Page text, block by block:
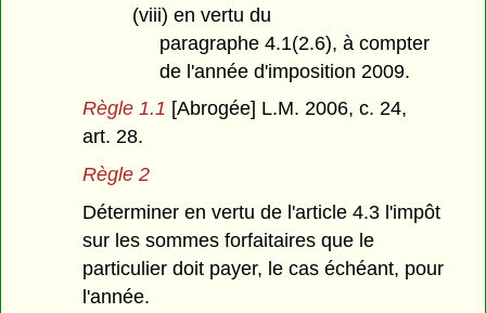
(viii) en vertu du
paragraphe 4.1(2.6), à compter
de l'année d'imposition 2009.
Règle 1.1 [Abrogée] L.M. 2006, c. 24,
art. 28.
Règle 2
Déterminer en vertu de l'article 4.3 l'impôt
sur les sommes forfaitaires que le
particulier doit payer, le cas échéant, pour
l'année.